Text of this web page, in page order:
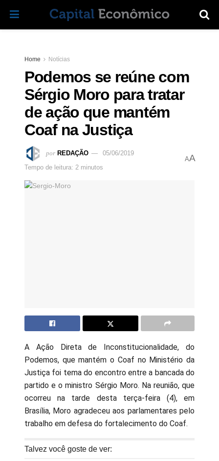
Home Notícias
Podemos se reúne com
Sérgio Moro para tratar
de ação que mantém
Coaf na Justiça
por REDAÇÃO
05/06/2019
Tempo de leitura: 2 minutos
AA
A Ação Direta de Inconstitucionalidade, do
Podemos, que mantém o Coaf no Ministério da
Justiça foi tema do encontro entre a bancada do
partido e o ministro Sérgio Moro. Na reunião, que
ocorreu na tarde desta terça-feira (4), em
Brasília, Moro agradeceu aos parlamentares pelo
trabalho em defesa do fortalecimento do Coaf.
Talvez você goste de ver: